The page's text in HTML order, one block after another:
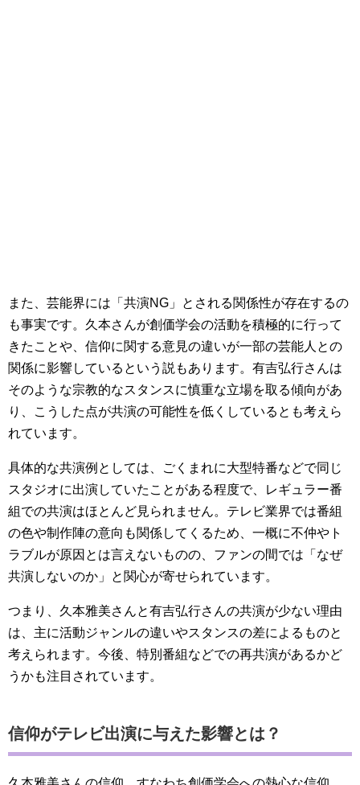
また、芸能界には「共演NG」とされる関係性が存在するの
も事実です。久本さんが創価学会の活動を積極的に行って
きたことや、信仰に関する意見の違いが一部の芸能人との
関係に影響しているという説もあります。有吉弘行さんは
そのような宗教的なスタンスに慎重な立場を取る傾向があ
り、こうした点が共演の可能性を低くしているとも考えら
れています。
具体的な共演例としては、ごくまれに大型特番などで同じ
スタジオに出演していたことがある程度で、レギュラー番
組での共演はほとんど見られません。テレビ業界では番組
の色や制作陣の意向も関係してくるため、一概に不仲やト
ラブルが原因とは言えないものの、ファンの間では「なぜ
共演しないのか」と関心が寄せられています。
つまり、久本雅美さんと有吉弘行さんの共演が少ない理由
は、主に活動ジャンルの違いやスタンスの差によるものと
考えられます。今後、特別番組などでの再共演があるかど
うかも注目されています。
信仰がテレビ出演に与えた影響とは？